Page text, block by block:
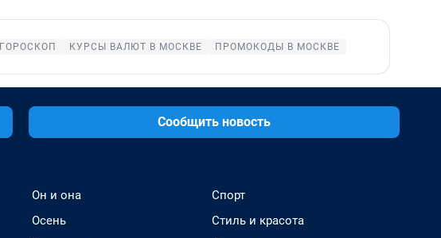
ГОРОСКОП КУРСЫ ВАЛЮТ В МОСКВЕ ПРОМОКОДЫ В МОСКВЕ
Сообщить новость
Он и она
Осень
Спорт
Стиль и красота